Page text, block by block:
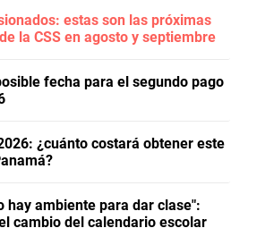
estas son las próximas
la CSS en agosto y septiembre
fecha para el segundo pago
¿cuánto costará obtener este
hay ambiente para dar clase":
cambio del calendario escolar